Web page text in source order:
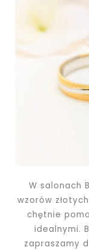
W salonach
wzorów
chętnie
idealnymi.
zapraszamy